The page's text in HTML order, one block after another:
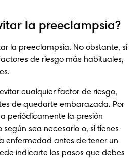
la preeclampsia?
la preeclampsia. No obstante, si
de riesgo más habituales,
cualquier factor de riesgo,
de quedarte embarazada. Por
periódicamente la presión
sea necesario o, si tienes
enfermedad antes de tener un
indicarte los pasos que debes